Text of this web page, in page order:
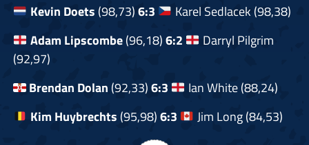
Kevin Doets (98,73)6:3
Karel Sedlacek (98,38)
Adam Lipscombe(96,18)6:2
Darryl Pilgrim
(92,97)
Brendan Dolan (92,33)6:3
Ian White (88,24)
Kim Huybrechts (95,98)6:3 Jim Long (84,53)